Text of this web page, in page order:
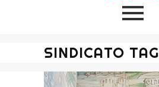
SINDICATO TAG